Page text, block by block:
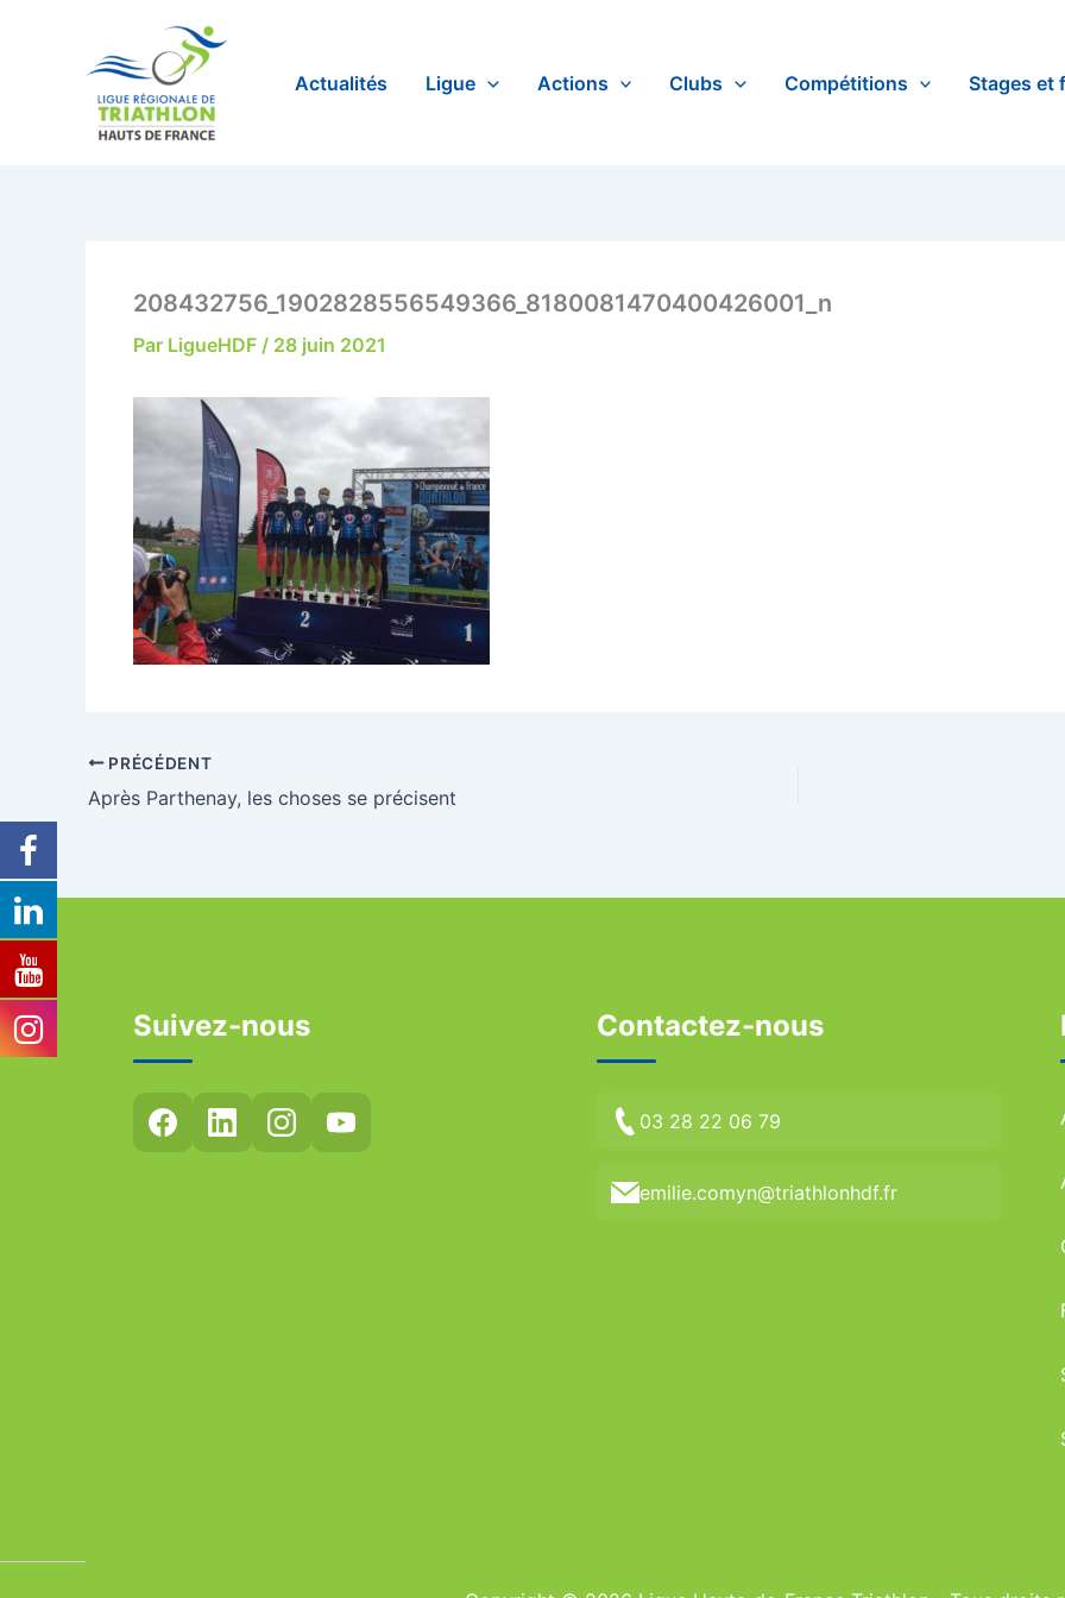
Actualités Ligue Actions Clubs Compétitions Stages et
208432756_1902828556549366_8180081470400426001_n
Par LigueHDF / 28 juin 2021
PRÉCÉDENT
Après Parthenay, les choses se précisent
Suivez-nous Contactez-nous
03 28 22 06 79
emilie.comyn@triathlonhdf.fr